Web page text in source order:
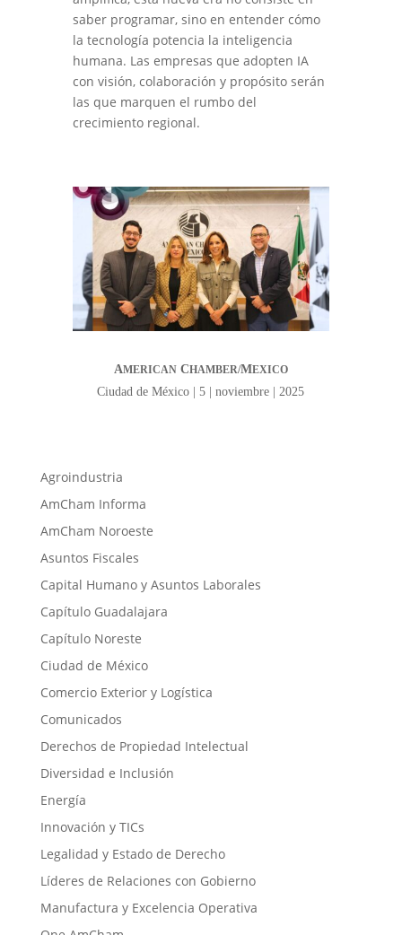
saber programar, sino en entender cómo
la tecnología potencia la inteligencia
humana. Las empresas que adopten IA
con visión, colaboración y propósito serán
las que marquen el rumbo del
crecimiento regional.
AMERICANCHAMBER/MEXICO
Ciudad de México | 5 | noviembre | 2025
Agroindustria
AmCham Informa
AmCham Noroeste
Asuntos Fiscales
Capital Humano y Asuntos Laborales
Capítulo Guadalajara
Capítulo Noreste
Ciudad de México
Comercio Exterior y Logística
Comunicados
Derechos de Propiedad Intelectual
Diversidad e Inclusión
Energía
Innovación y TICs
Legalidad y Estado de Derecho
Líderes de Relaciones con Gobierno
Manufactura y Excelencia Operativa